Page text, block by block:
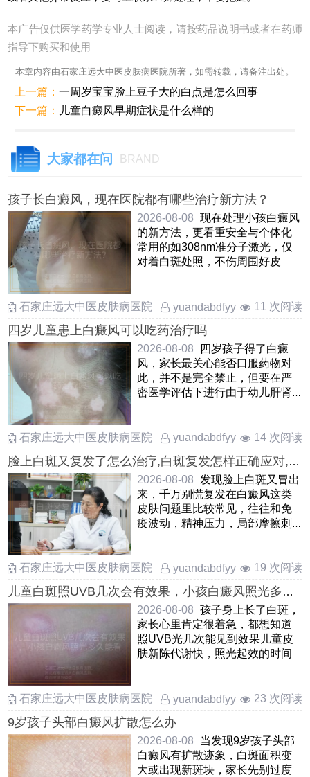
本广告仅供医学药学专业人士阅读，请按药品说明书或者在药师
指导下购买和使用
本章内容由石家庄远大中医皮肤病医院所著，如需转载，请备注出处。
上一篇：一周岁宝宝脸上豆子大的白点是怎么回事
下一篇：
儿童白癜风早期症状是什么样的
大家都在问 BRAND
孩子长白癜风，现在医院都有哪些治疗新方法？
2026-08-08 现在处理小孩白癜风
的新方法，更看重安全与个体化
常用的如308nm准分子激光，仅
对着白斑处照，不伤周围好皮
石家庄远大中医皮肤病医院
yuandabdfyy 11 次阅读
四岁儿童患上白癜风可以吃药治疗吗
2026-08-08
四岁孩子得了白癜
风，家长最关心能否口服药物对
此，并不是完全禁止，但要在严
密医学评估下进行由于幼儿肝肾
石家庄远大中医皮肤病医院
yuandabdfyy 14 次阅读
脸上白斑又复发了怎么治疗,白斑复发怎样正确应对,脸
上白癜风复发处理方式 2026-08-08
发现脸上白斑又冒出
来，千万别慌复发在白癜风这类
皮肤问题里比较常见，往往和免
疫波动，精神压力，局部摩擦刺
石家庄远大中医皮肤病医院
yuandabdfyy 19 次阅读
儿童白斑照UVB几次会有效果，小孩白癜风照光多久
能看到变化，儿童白癜风照UVB光治疗后几次显效
2026-08-08 孩子身上长了白斑，
家长心里肯定很着急，都想知道
照UVB光几次能见到效果儿童皮
肤新陈代谢快，照光起效的时间
石家庄远大中医皮肤病医院
yuandabdfyy 23 次阅读
9岁孩子头部白癜风扩散怎么办
2026-08-08
当发现9岁孩子头部
白癜风有扩散迹象，白斑面积变
大或出现新斑块，家长先别过度